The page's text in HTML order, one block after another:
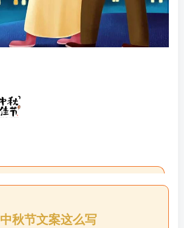
中秋节文案这么写